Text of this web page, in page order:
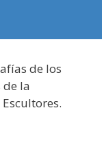
de los
la